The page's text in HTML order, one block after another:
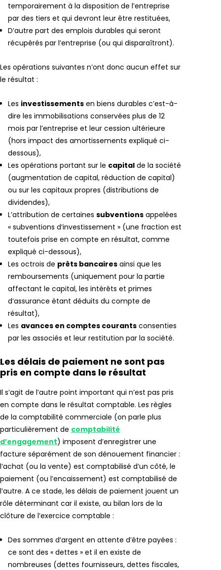
temporairement à la disposition de l’entreprise
par des tiers et qui devront leur être restituées,
D’autre part des emplois durables qui seront
récupérés par l’entreprise (ou qui disparaîtront).
Les opérations suivantes n’ont donc aucun effet sur
le résultat :
Les investissements en biens durables c’est-à-
dire les immobilisations conservées plus de 12
mois par l’entreprise et leur cession ultérieure
(hors impact des amortissements expliqué ci-
dessous),
Les opérations portant sur le capital de la société
(augmentation de capital, réduction de capital)
ou sur les capitaux propres (distributions de
dividendes),
L’attribution de certaines subventions appelées
« subventions d’investissement » (une fraction est
toutefois prise en compte en résultat, comme
expliqué ci-dessous),
Les octrois de prêts bancaires ainsi que les
remboursements (uniquement pour la partie
affectant le capital, les intérêts et primes
d’assurance étant déduits du compte de
résultat),
Les avances en comptes courants consenties
par les associés et leur restitution par la société.
Les délais de paiement ne sont pas
pris en compte dans le résultat
Il s’agit de l’autre point important qui n’est pas pris
en compte dans le résultat comptable. Les règles
de la comptabilité commerciale (on parle plus
particulièrement de comptabilité
d’engagement) imposent d’enregistrer une
facture séparément de son dénouement financier :
l’achat (ou la vente) est comptabilisé d’un côté, le
paiement (ou l’encaissement) est comptabilisé de
l’autre. A ce stade, les délais de paiement jouent un
rôle déterminant car il existe, au bilan lors de la
clôture de l’exercice comptable :
Des sommes d’argent en attente d’être payées :
ce sont des « dettes » et il en existe de
nombreuses (dettes fournisseurs, dettes fiscales,